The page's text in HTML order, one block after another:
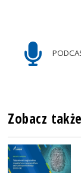
Zobacz także